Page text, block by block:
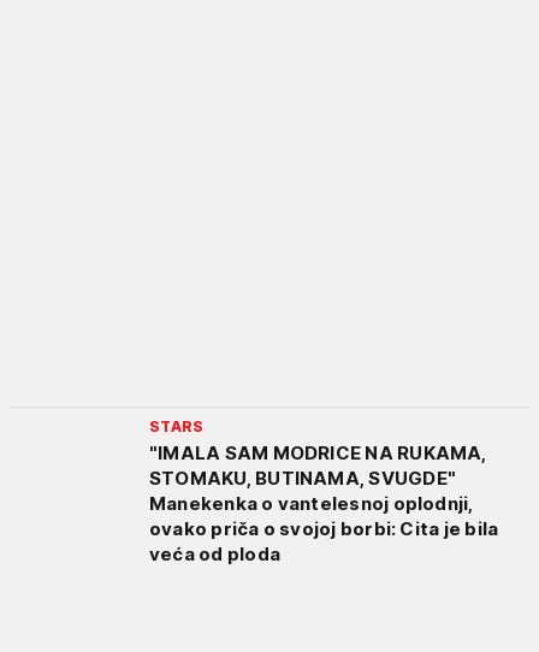
STARS
"IMALA SAM MODRICE NA RUKAMA,
STOMAKU, BUTINAMA, SVUGDE"
Manekenka o vantelesnoj oplodnji,
ovako priča o svojoj borbi: Cita je bila
veća od ploda